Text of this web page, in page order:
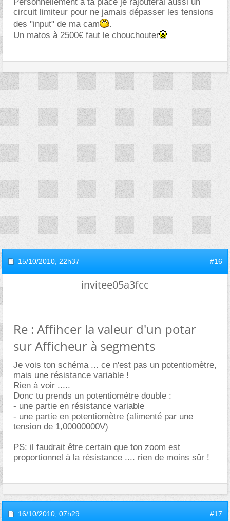
circuit limiteur pour ne jamais dépasser les tensions
des "input" de ma cam
.
Un matos à 2500€ faut le chouchouter
15/10/2010, 22h37 #16
invitee05a3fcc
Re : Affihcer la valeur d'un potar
sur Afficheur à segments
Je vois ton schéma ... ce n'est pas un potentiomètre,
mais une résistance variable !
Rien à voir .....
Donc tu prends un potentiométre double :
- une partie en résistance variable
- une partie en potentiomètre (alimenté par une
tension de 1,00000000V)
PS: il faudrait être certain que ton zoom est
proportionnel à la résistance .... rien de moins sûr !
16/10/2010, 07h29 #17